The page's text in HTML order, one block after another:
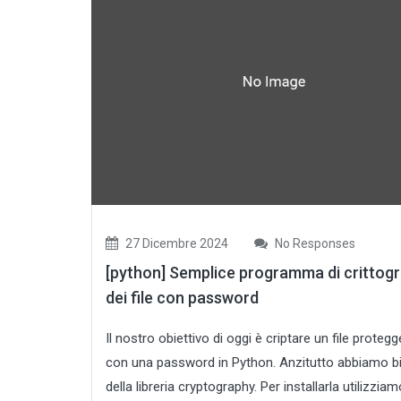
27 Dicembre 2024 No Responses
[python] Semplice programma di
dei file con password
Il nostro obiettivo di oggi è criptare un file
con una password in Python. Anzitutto abbiamo
della libreria cryptography. Per installarla